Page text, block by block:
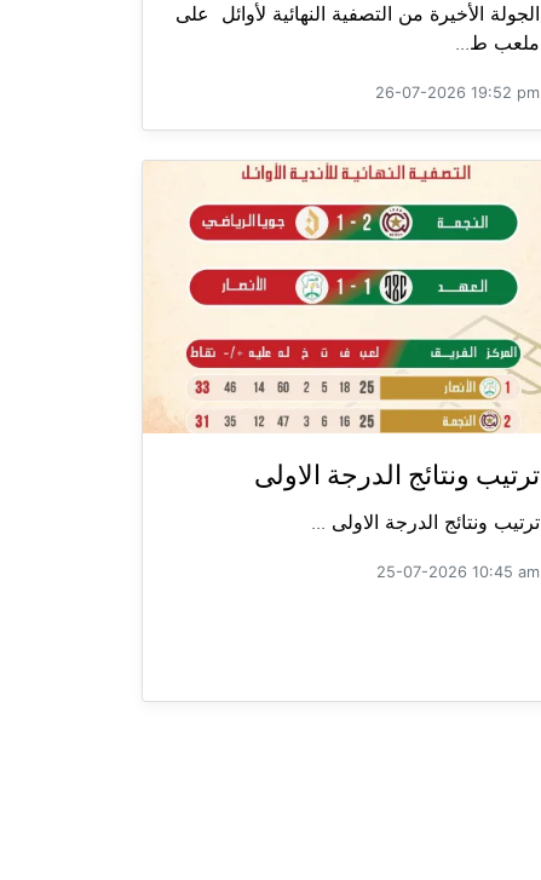
الجولة الأخيرة من التصفية النهائية لأوائل على
ملعب ط...
26-07-2026 19:52 pm
ترتيب ونتائج الدرجة الاولى
ترتيب ونتائج الدرجة الاولى ...
25-07-2026 10:45 am